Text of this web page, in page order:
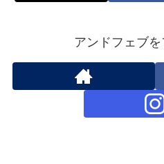
アンドフェブ